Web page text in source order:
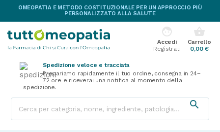
OMEOPATIA E METODO COSTITUZIONALE PER UN APPROCCIO PIÙ
PERSONALIZZATO ALLA SALUTE
shopping_basket
Carrello
0,00 €
face
Accedi
Registrati
Spedizione veloce e tracciata
Prepariamo rapidamente il tuo ordine, consegna in 24–
72 ore e riceverai una notifica al momento della
spedizione.
